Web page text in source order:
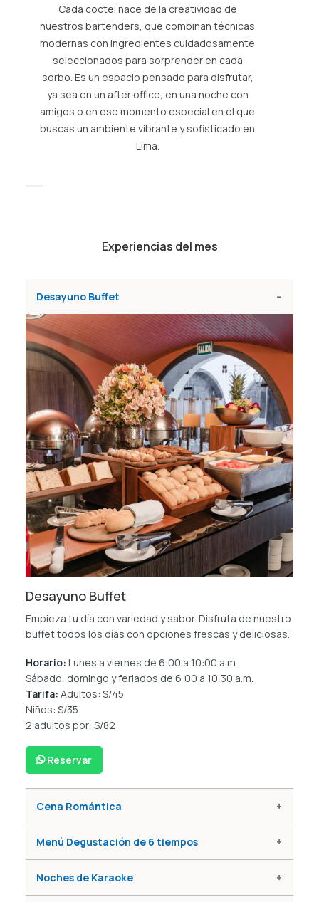
Cada coctel nace de la creatividad de
nuestros bartenders, que combinan técnicas
modernas con ingredientes cuidadosamente
seleccionados para sorprender en cada
sorbo. Es un espacio pensado para disfrutar,
ya sea en un after office, en una noche con
amigos o en ese momento especial en el que
buscas un ambiente vibrante y sofisticado en
Lima.
Experiencias del mes
Desayuno Buffet
Desayuno Buffet
Empieza tu día con variedad y sabor. Disfruta de nuestro
buffet todos los días con opciones frescas y deliciosas.
Horario: Lunes a viernes de 6:00 a 10:00 a.m.
Sábado, domingo y feriados de 6:00 a 10:30 a.m.
Tarifa: Adultos: S/45
Niños: S/35
2 adultos por: S/82
Reservar
Cena Romántica
Menú Degustación de 6 tiempos
Noches de Karaoke